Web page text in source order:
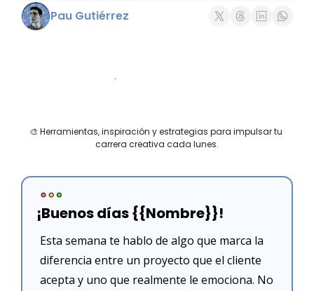
Pau Gutiérrez
🎨 Herramientas, inspiración y estrategias para impulsar tu
carrera creativa cada lunes.
¡Buenos días {{Nombre}}!
Esta semana te hablo de algo que marca la
diferencia entre un proyecto que el cliente
acepta y uno que realmente le emociona. No